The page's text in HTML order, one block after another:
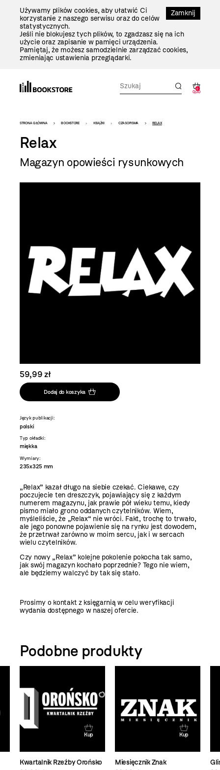
Zamknij
Używamy plików cookies, aby ułatwić Ci
korzystanie z naszego serwisu oraz do celów
statystycznych.
Jeśli nie blokujesz tych plików, to zgadzasz się na ich
użycie oraz zapisanie w pamięci urządzenia.
Pamiętaj, że możesz samodzielnie zarządzać cookies,
zmieniając ustawienia przeglądarki.
0
0,00
Bookstore
-
szablon
szczegóły
STRONA GŁÓWNA BOOKSTORE KSIĄŻKI CZASOPISMA RELAX
Relax
Magazyn opowieści rysunkowych
59,99 zł
Dodaj do koszyka
Język publikacji:
polski
Typ okładki:
miękka
Wymiary:
235x325 mm
„Relax” kazał długo na siebie czekać. Ciekawe, czy
poczujecie ten dreszczyk, pojawiający się z każdym
numerem magazynu, jak prawie pół wieku temu, kiedy
pismo miało grono oddanych czytelników. Wiem,
myśleliście, że „Relax“ nie wróci. Fakt, trochę to trwało,
ale jego ponowne pojawienie się na rynku jest dowodem,
że przetrwał zarówno w moim sercu, jak i w sercach
wielu czytelników.
Czy nowy „Relax” kolejne pokolenie pokocha tak samo,
jak swój magazyn kochało poprzednie? Tego nie wiem,
ale będziemy walczyć by tak się stało.
Prosimy o kontakt z księgarnią w celu weryfikacji
wydania dostępnego w naszej ofercie.
Podobne produkty
Kup
Kwartalnik Rzeźby Orońsko
Kup
Miesięcznik Znak